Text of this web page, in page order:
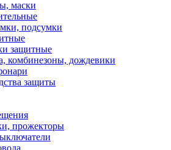
маски
подсумки
защитные
комбинезоны, дождевики
защиты
прожекторы